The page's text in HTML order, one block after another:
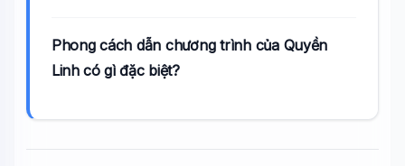
Phong cách dẫn chương trình của Quyền
Linh có gì đặc biệt?